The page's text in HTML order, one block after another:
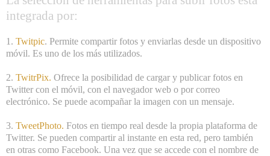
integrada por:
1. Twitpic. Permite compartir fotos y enviarlas desde un dispositivo
móvil. Es uno de los más utilizados.
2. TwitrPix. Ofrece la posibilidad de cargar y publicar fotos en
Twitter con el móvil, con el navegador web o por correo
electrónico. Se puede acompañar la imagen con un mensaje.
3. TweetPhoto. Fotos en tiempo real desde la propia plataforma de
Twitter. Se pueden compartir al instante en esta red, pero también
en otras como Facebook. Una vez que se accede con el nombre de